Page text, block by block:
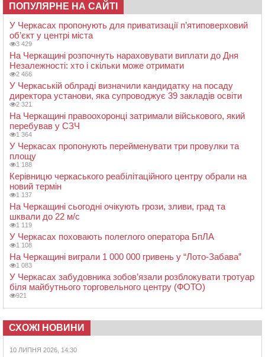
ПОПУЛЯРНЕ НА САЙТІ
У Черкасах пропонують для приватизації п’ятиповерховий
об’єкт у центрі міста
3 429
На Черкащині розпочнуть нараховувати виплати до Дня
Незалежності: хто і скільки може отримати
2 466
У Черкаській облраді визначили кандидатку на посаду
директора установи, яка супроводжує 39 закладів освіти
2 321
На Черкащині правоохоронці затримали військового, який
перебував у СЗЧ
1 364
У Черкасах пропонують перейменувати три провулки та
площу
1 188
Керівницю черкаського реабілітаційного центру обрали на
новий термін
1 137
На Черкащині сьогодні очікують грози, зливи, град та
шквали до 22 м/с
1 119
У Черкасах поховають полеглого оператора БпЛА
1 108
На Черкащині виграли 1 000 000 гривень у “Лото-Забава”
1 083
У Черкасах забудовника зобов’язали розблокувати тротуар
біля майбутнього торговельного центру (ФОТО)
921
СХОЖІ НОВИНИ
10 ЛИПНЯ 2026, 14:30